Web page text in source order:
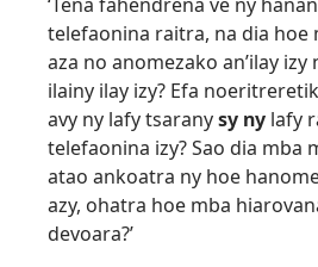
‘Tena fahendrena ve ny
telefaonina raitra, na dia hoe
aza no anomezako an’ilay
ilainy ilay izy? Efa
avy ny lafy tsaranysy ny lafy
telefaonina izy? Sao dia mba
atao ankoatra ny hoe
azy, ohatra hoe mba
devoara?’